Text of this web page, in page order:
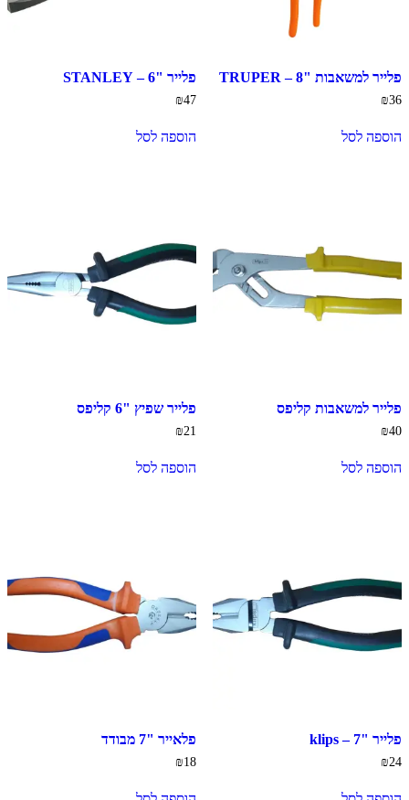
פלייר למשאבות "8 – TRUPER
₪36
הוספה לסל
פלייר "6 – STANLEY
₪47
הוספה לסל
פלייר למשאבות קליפס
₪40
הוספה לסל
פלייר שפיץ "6 קליפס
₪21
הוספה לסל
פלייר "7 – klips
₪24
פלאייר "7 מבודד
₪18